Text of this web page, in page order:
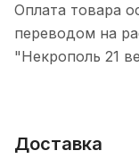
Оплата товара
переводом на
"Некрополь 21
Доставка